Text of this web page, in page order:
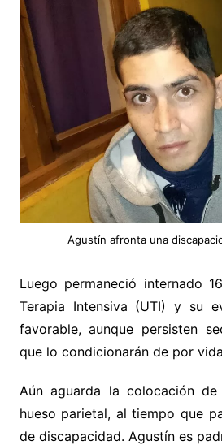
Agustín afronta una
Luego permaneció internado
Terapia Intensiva (UTI) y su
favorable, aunque persisten
que lo condicionarán de por
Aún aguarda la colocación
hueso parietal, al tiempo que
de discapacidad. Agustín es